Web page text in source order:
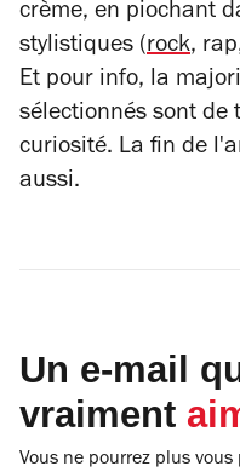
crème, en piochant
stylistiques (rock,
Et pour info, la
sélectionnés sont de
curiosité. La fin de
aussi.
Un e-mail
vraiment
Vous ne pourrez plus vous